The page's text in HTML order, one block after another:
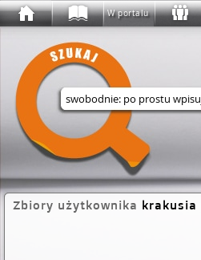
W portalu
Wyszukaj w serwisie
Zbiory użytkownika krakusia